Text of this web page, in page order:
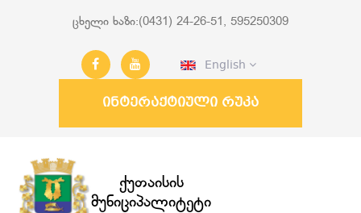
ცხელი ხაზი:(0431) 24-26-51, 595250309
English
ინტერაქტიული რუკა
ქუთაისის
მუნიციპალიტეტი